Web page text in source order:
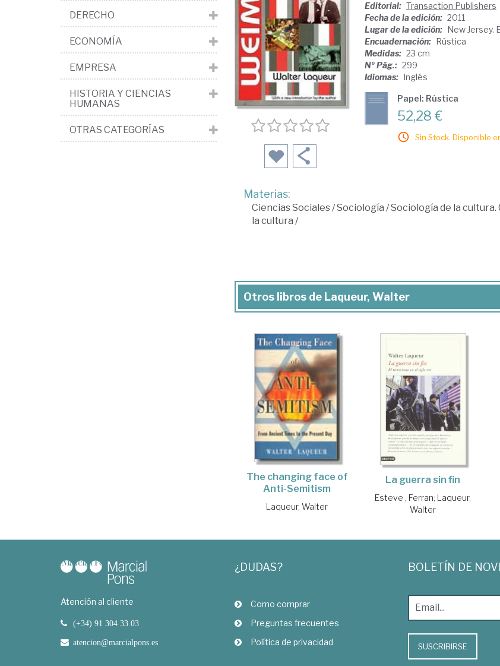
Editorial: Transaction Publishers
Fecha de la edición: 2011
Lugar de la edición: New Jersey.
Encuadernación: Rústica
Medidas: 23 cm
Nº Pág.: 299
Idiomas: Inglés
Papel: Rústica
52,28 €
Sin Stock. Disponible
Materias:
Ciencias Sociales/Sociología /Sociología de la
la cultura /
Otros libros de Laqueur, Walter
The changing face of
Anti-Semitism
Laqueur, Walter
La guerra sin fin
Esteve , Ferran; Laqueur,
Walter
DERECHO
ECONOMÍA
EMPRESA
HISTORIA Y CIENCIAS
HUMANAS
OTRAS CATEGORÍAS
Atención al cliente
(+34) 91 304 33 03
atencion@marcialpons.es
¿DUDAS?
Como comprar
Preguntas frecuentes
Política de privacidad
BOLETÍN DE
SUSCRIBIRSE